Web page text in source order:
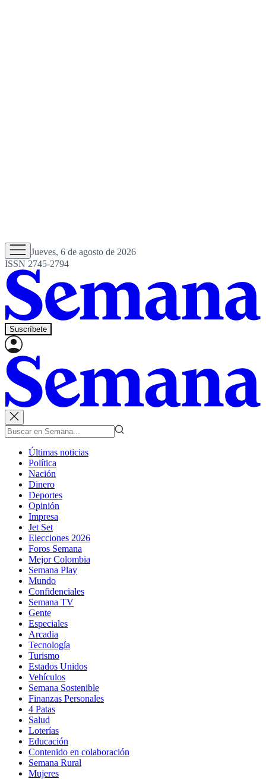
Jueves, 6 de agosto de 2026
ISSN 2745-2794
Suscríbete
Últimas noticias
Política
Nación
Dinero
Deportes
Opinión
Impresa
Jet Set
Elecciones 2026
Foros Semana
Mejor Colombia
Semana Play
Mundo
Confidenciales
Semana TV
Gente
Especiales
Arcadia
Tecnología
Turismo
Estados Unidos
Vehículos
Semana Sostenible
Finanzas Personales
4 Patas
Salud
Loterías
Educación
Contenido en colaboración
Semana Rural
Mujeres